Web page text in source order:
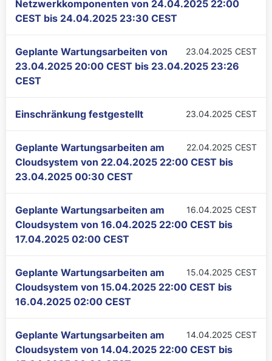
Netzwerkkomponenten von 24.04.2025 22:00
CEST bis 24.04.2025 23:30 CEST
23.04.2025 CEST
Geplante Wartungsarbeiten von
23.04.2025 20:00 CEST bis 23.04.2025 23:26
CEST
23.04.2025 CEST
Einschränkung festgestellt
22.04.2025 CEST
Geplante Wartungsarbeiten am
Cloudsystem von 22.04.2025 22:00 CEST bis
23.04.2025 00:30 CEST
16.04.2025 CEST
Geplante Wartungsarbeiten am
Cloudsystem von 16.04.2025 22:00 CEST bis
17.04.2025 02:00 CEST
15.04.2025 CEST
Geplante Wartungsarbeiten am
Cloudsystem von 15.04.2025 22:00 CEST bis
16.04.2025 02:00 CEST
14.04.2025 CEST
Geplante Wartungsarbeiten am
Cloudsystem von 14.04.2025 22:00 CEST bis